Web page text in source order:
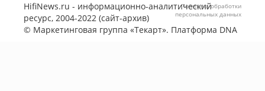
HifiNews.ru - информационно-аналитический
ресурс, 2004-2022 (сайт-архив)
© Маркетинговая группа «Текарт». Платформа DNA
Политика обработки
персональных данных